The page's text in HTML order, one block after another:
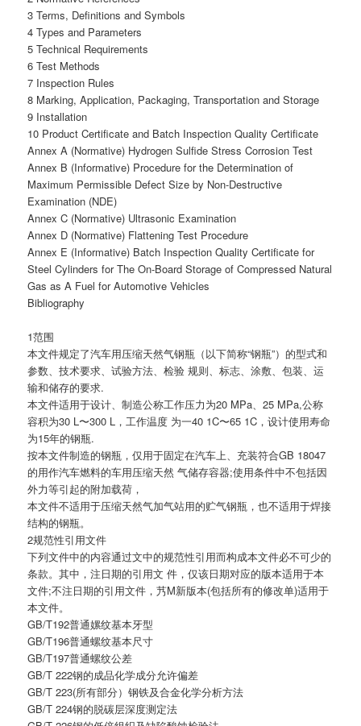
3 Terms, Definitions and Symbols
4 Types and Parameters
5 Technical Requirements
6 Test Methods
7 Inspection Rules
8 Marking, Application, Packaging, Transportation and Storage
9 Installation
10 Product Certificate and Batch Inspection Quality Certificate
Annex A (Normative) Hydrogen Sulfide Stress Corrosion Test
Annex B (Informative) Procedure for the Determination of
Maximum Permissible Defect Size by Non-Destructive
Examination (NDE)
Annex C (Normative) Ultrasonic Examination
Annex D (Normative) Flattening Test Procedure
Annex E (Informative) Batch Inspection Quality Certificate for
Steel Cylinders for The On-Board Storage of Compressed Natural
Gas as A Fuel for Automotive Vehicles
Bibliography
1范围
本文件规定了汽车用压缩天然气钢瓶（以下简称“钢瓶”）的型式和
参数、技术要求、试验方法、检验 规则、标志、涂敷、包装、运
输和储存的要求.
本文件适用于设计、制造公称工作压力为20 MPa、25 MPa,公称
容积为30 L〜300 L，工作温度 为一40 1C〜65 1C，设计使用寿命
为15年的钢瓶.
按本文件制造的钢瓶，仅用于固定在汽车上、充装符合GB 18047
的用作汽车燃料的车用压缩天然 气储存容器;使用条件中不包括因
外力等引起的附加载荷，
本文件不适用于压缩天然气加气站用的贮气钢瓶，也不适用于焊接
结构的钢瓶。
2规范性引用文件
下列文件中的内容通过文中的规范性引用而构成本文件必不可少的
条款。其中，注日期的引用文 件，仅该日期对应的版本适用于本
文件;不注日期的引用文件，艿M新版本(包括所有的修改单)适用于
本文件。
GB/T192普通嫘纹基本牙型
GB/T196普通螺纹基本尺寸
GB/T197普通螺纹公差
GB/T 222钢的成品化学成分允许偏差
GB/T 223(所有部分）钢铁及合金化学分析方法
GB/T 224钢的脱碳层深度测定法